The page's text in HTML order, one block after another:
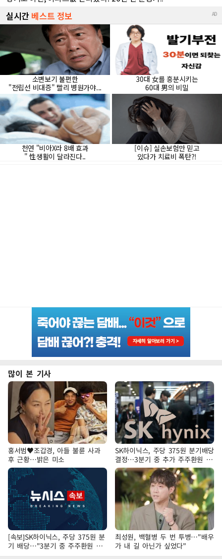
많이 본 기사
홍서범♥조갑경, 아들 불륜 사과
후 근황…밝은 미소
SK하이닉스, 주당 375원 분기배당
결정…3분기 중 추가 주주환원 발
표
[속보]SK하이닉스, 주당 375원 분
기 배당…"3분기 중 주주환원 방
안 확정"
최성원, 백혈병 두 번 투병…"배우
가 내 길 아닌가 싶었다"